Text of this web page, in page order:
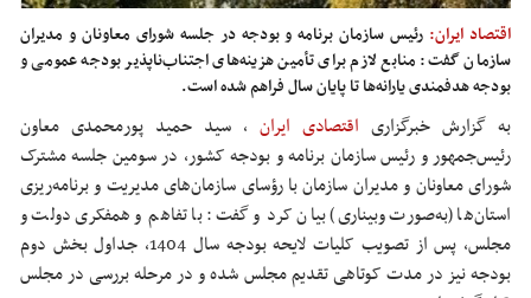
اقتصاد ایران: رئیس سازمان برنامه و بودجه در جلسه شورای معاونان و مدیران
سازمان گفت: منابع لازم برای تأمین هزینه‌های اجتناب‌ناپذیر بودجه عمومی و
بودجه هدفمندی یارانه‌ها تا پایان سال فراهم شده است.
به گزارش خبرگزاری اقتصادی ایران ، سید حمید پورمحمدی معاون
رئیس‌جمهور و رئیس سازمان برنامه و بودجه کشور، در سومین جلسه مشترک
شورای معاونان و مدیران سازمان با رؤسای سازمان‌های مدیریت و برنامه‌ریزی
استان‌ها (به‌صورت وبیناری) بیان کرد و گفت: با تفاهم و همفکری دولت و
مجلس، پس از تصویب کلیات لایحه بودجه سال 1404، جداول بخش دوم
بودجه نیز در مدت کوتاهی تقدیم مجلس شده و در مرحله بررسی در مجلس